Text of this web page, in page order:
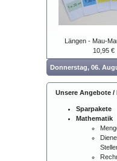
Längen - Mau-
10,95 €
Donnerstag, 06.
Unsere Angebote /
Sparpakete
Mathematik